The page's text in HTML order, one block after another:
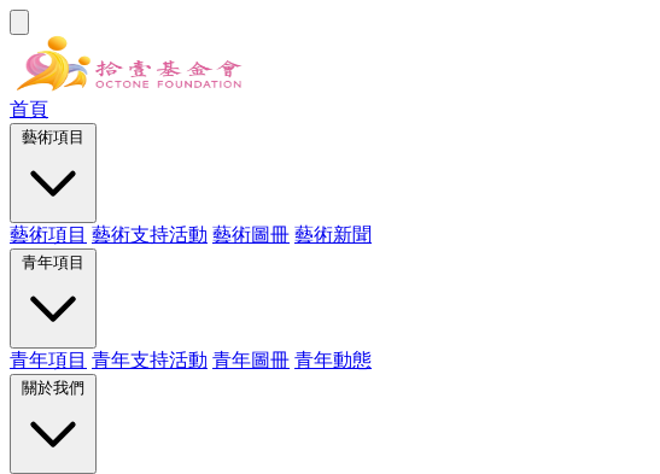
首頁
藝術項目 藝術支持活動 藝術圖冊 藝術新聞
青年項目 青年支持活動 青年圖冊 青年動態